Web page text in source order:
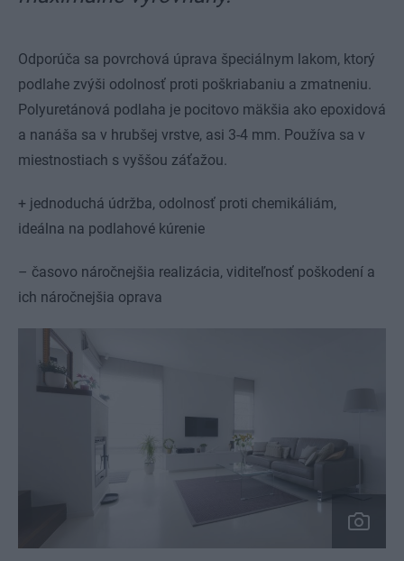
Odporúča sa povrchová úprava špeciálnym lakom, ktorý
podlahe zvýši odolnosť proti poškriabaniu a zmatneniu.
Polyuretánová podlaha je pocitovo mäkšia ako epoxidová
a nanáša sa v hrubšej vrstve, asi 3-4 mm. Používa sa v
miestnostiach s vyššou záťažou.
+ jednoduchá údržba, odolnosť proti chemikáliám,
ideálna na podlahové kúrenie
– časovo náročnejšia realizácia, viditeľnosť poškodení a
ich náročnejšia oprava